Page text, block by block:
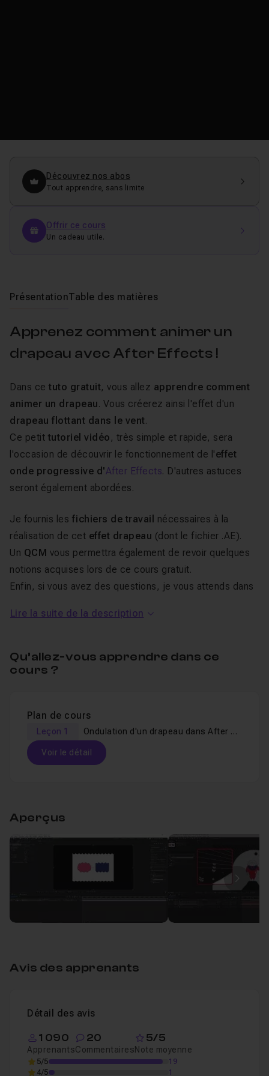
Découvrez nos abos
Tout apprendre, sans limite
Offrir ce cours
Un cadeau utile.
PrésentationTable des matières
Apprenez comment animer un
drapeau avec After Effects !
Dans ce tuto gratuit, vous allez apprendre comment
animer un drapeau. Vous créerez ainsi l'effet d'un
drapeau flottant dans le vent.
Ce petit tutoriel vidéo , très simple et rapide, sera
l'occasion de découvrir le fonctionnement de l'effet
onde progressive d'After Effects. D'autres astuces
seront également abordées.
Je fournis les fichiers de travail
nécessaires à la
réalisation de cet effet drapeau (dont le fichier .AE).
Un QCM vous permettra également de revoir quelques
notions acquises lors de ce cours gratuit.
Enfin, si vous avez des questions, je vous attends dans
Lire la suite de la description
Qu’allez-vous apprendre dans ce
cours ?
Plan de cours
Leçon 1 Ondulation d'un drapeau dans After Effects !
Voir le détail
Aperçus
Avis des apprenants
Détail des avis
1 090
Apprenants
20
Commentaires
5/5
Note moyenne
5/5
19
4/5
1